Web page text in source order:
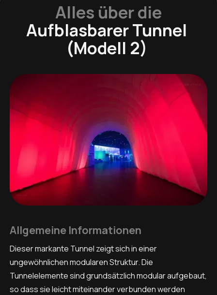
Alles über die
Aufblasbarer Tunnel
(Modell 2)
Allgemeine Informationen
Dieser markante Tunnel zeigt sich in einer
ungewöhnlichen modularen Struktur. Die
Tunnelelemente sind grundsätzlich modular aufgebaut,
so dass sie leicht miteinander verbunden werden